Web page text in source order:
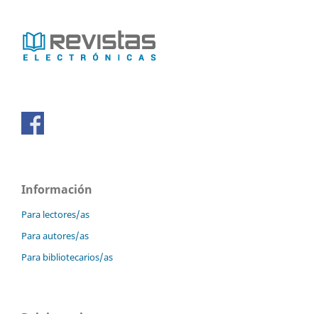
Información
Para lectores/as
Para autores/as
Para bibliotecarios/as